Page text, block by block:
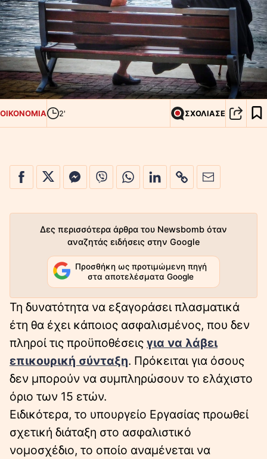
ΟΙΚΟΝΟΜΙΑ 2' ΣΧΟΛΙΑΣΕ
Δες περισσότερα άρθρα του Newsbomb όταν
αναζητάς ειδήσεις στην Google
Προσθήκη ως προτιμώμενη πηγή
στα αποτελέσματα Google
Τη δυνατότητα να εξαγοράσει πλασματικά
έτη θα έχει κάποιος ασφαλισμένος, που δεν
πληροί τις προϋποθέσεις για να λάβει
επικουρική σύνταξη. Πρόκειται για όσους
δεν μπορούν να συμπληρώσουν το ελάχιστο
όριο των 15 ετών.
Ειδικότερα, το υπουργείο Εργασίας προωθεί
σχετική διάταξη στο ασφαλιστικό
νομοσχέδιο, το οποίο αναμένεται να